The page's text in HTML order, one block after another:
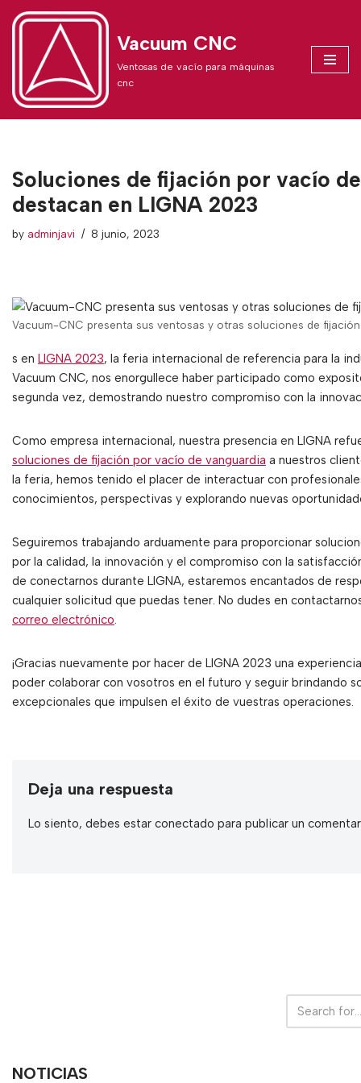
content
Vacuum CNC
Ventosas de vacío para máquinas
cnc
Soluciones de fijación por vacío
destacan en LIGNA 2023
by adminjavi 8 junio, 2023
Vacuum-CNC presenta sus ventosas y otras soluciones de
s en LIGNA 2023, la feria internacional de referencia para la
Vacuum CNC, nos enorgullece haber participado como
segunda vez, demostrando nuestro compromiso con la
Como empresa internacional, nuestra presencia en LIGNA
soluciones de fijación por vacío de vanguardia a nuestros
la feria, hemos tenido el placer de interactuar con
conocimientos, perspectivas y explorando nuevas
Seguiremos trabajando arduamente para proporcionar
por la calidad, la innovación y el compromiso con la
de conectarnos durante LIGNA, estaremos encantados de
cualquier solicitud que puedas tener. No dudes en
correo electrónico.
¡Gracias nuevamente por hacer de LIGNA 2023 una
poder colaborar con vosotros en el futuro y seguir brindando
excepcionales que impulsen el éxito de vuestras operaciones.
Deja una respuesta
Lo siento, debes estar conectado para publicar un
NOTICIAS